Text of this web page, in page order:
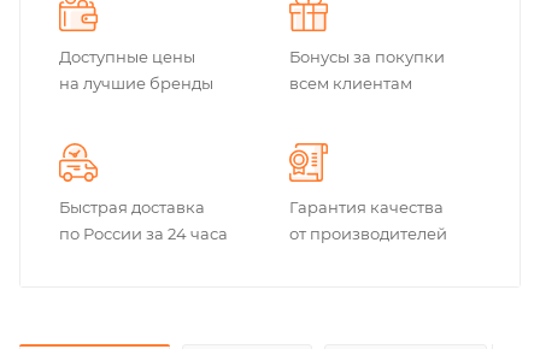
Доступные цены
на лучшие бренды
Бонусы за покупки
всем клиентам
Быстрая доставка
по России за 24 часа
Гарантия качества
от производителей